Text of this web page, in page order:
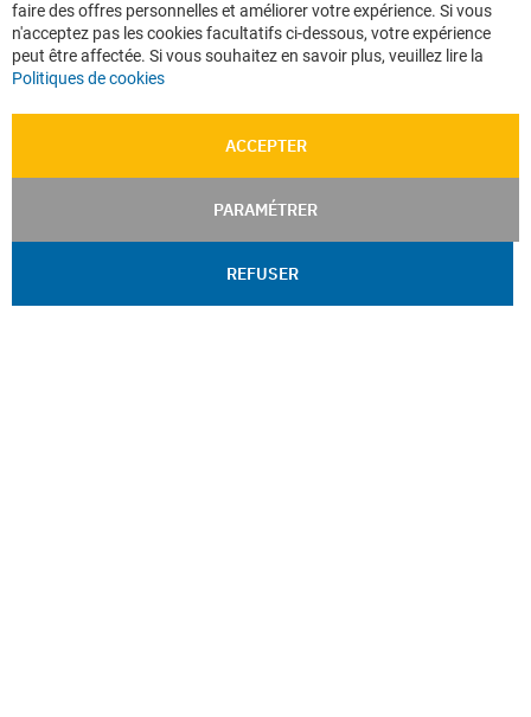
faire des offres personnelles et améliorer votre expérience. Si vous
n'acceptez pas les cookies facultatifs ci-dessous, votre expérience
peut être affectée. Si vous souhaitez en savoir plus, veuillez lire la
Politiques de cookies
ACCEPTER
PARAMÉTRER
REFUSER